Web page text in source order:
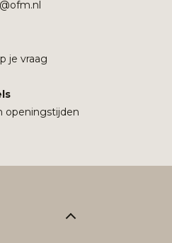
je vraag
openingstijden